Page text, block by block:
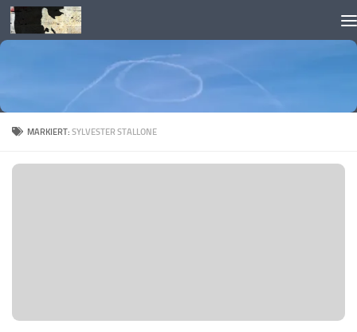
Skip to content
MARKIERT:SYLVESTER STALLONE